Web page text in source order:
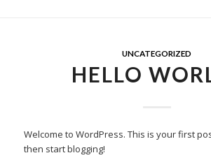
UNCATEGORIZED
HELLO
Welcome to WordPress. This is your first
then start blogging!